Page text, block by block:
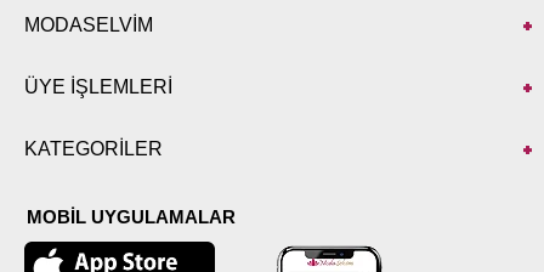
MODASELVİM
ÜYE İŞLEMLERİ
KATEGORİLER
MOBİL UYGULAMALAR